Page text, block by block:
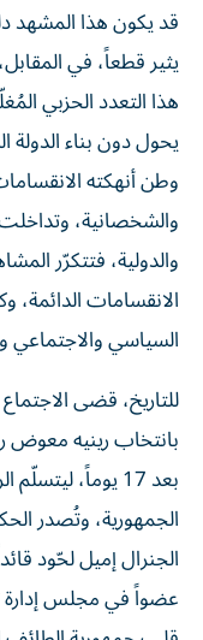
قد يكون هذا المشهد
يثير قطعاً، في
هذا التعدد الحزبي
يحول دون بناء
وطن أنهكته
والشخصانية،
والدولية، فتتكرّر
الانقسامات الدائمة،
السياسي والاجتماعي
للتاريخ، قضى
بانتخاب رينيه معوض
بعد 17 يوماً،
الجمهورية، وتُصدر
الجنرال إميل لحّود
عضواً في مجلس إدارة